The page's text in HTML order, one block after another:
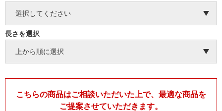
長さを選択
こちらの商品はご相談いただいた上で、最適な商品を
ご提案させていただきます。